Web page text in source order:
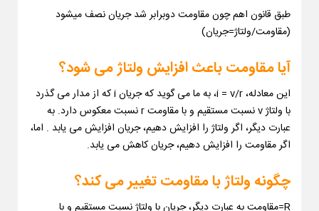
طبق قانون اهم چون مقاومت دوبرابر شد جریان نصف میشود
(مقاومت/ولتاژ=جریان)
آیا مقاومت باعث افزایش ولتاژ می شود؟
این معادله، i = v/r، به ما می گوید که جریان i که از مدار می گذرد
با ولتاژ v نسبت مستقیم و با مقاومت r نسبت معکوس دارد. به
عبارت دیگر، اگر ولتاژ را افزایش دهیم، جریان افزایش می یابد . اما،
اگر مقاومت را افزایش دهیم، جریان کاهش می یابد.
چگونه ولتاژ با مقاومت تغییر می کند؟
R=مقاومت به عبارت دیگر، جریان با ولتاژ نسبت مستقیم و با